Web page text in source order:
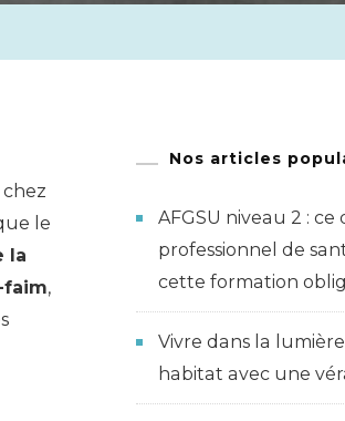
le
la
faim,
Nos articles
AFGSU niveau 2 :
professionnel de
cette formation
Vivre dans la
habitat avec une